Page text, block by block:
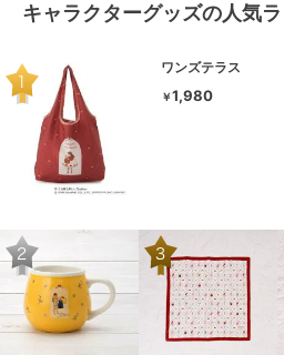
キャラクターグッズの人気
ワンズテラス
￥1,980